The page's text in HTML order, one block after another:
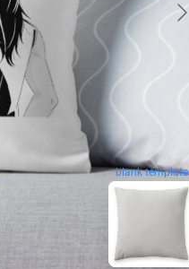
blank template